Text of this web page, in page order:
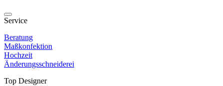
Service
Beratung
Maßkonfektion
Hochzeit
Änderungsschneiderei
Top Designer